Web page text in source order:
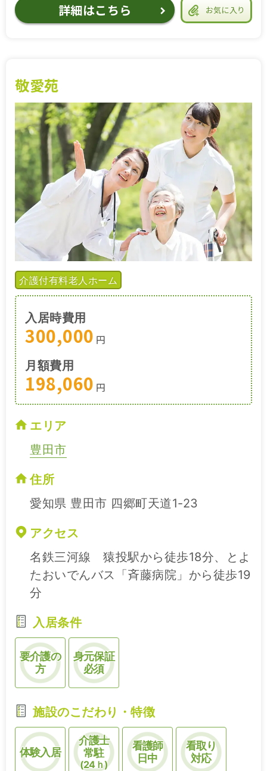
お気に入り
詳細はこちら
敬愛苑
介護付有料老人ホーム
入居時費用
300,000 円
月額費用
198,060 円
エリア
豊田市
住所
愛知県 豊田市 四郷町天道1-23
アクセス
名鉄三河線 猿投駅から徒歩18分、とよ
たおいでんバス「斉藤病院」から徒歩19
分
入居条件
要介護の
方
身元保証
必須
施設のこだわり・特徴
体験入居
介護士
常駐
(24ｈ)
看護師
日中
看取り
対応